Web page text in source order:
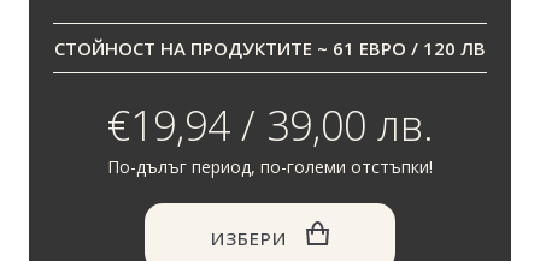
СТОЙНОСТ НА ПРОДУКТИТЕ ~ 61 ЕВРО / 120 ЛВ
€19,94 / 39,00 лв.
По-дълъг период, по-големи отстъпки!
ИЗБЕРИ